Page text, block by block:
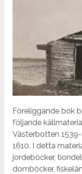
Föreliggande bok
följande
Västerbotten
1610. I detta
jordeböcker,
domböcker,